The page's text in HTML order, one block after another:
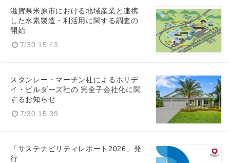
滋賀県米原市における地域産業と連携
した水素製造・利活用に関する調査の
開始
7/30 15:43
スタンレー・マーチン社によるホリデ
イ・ビルダーズ社の 完全子会社化に関
するお知らせ
7/30 15:39
「サステナビリティレポート2026」発
行